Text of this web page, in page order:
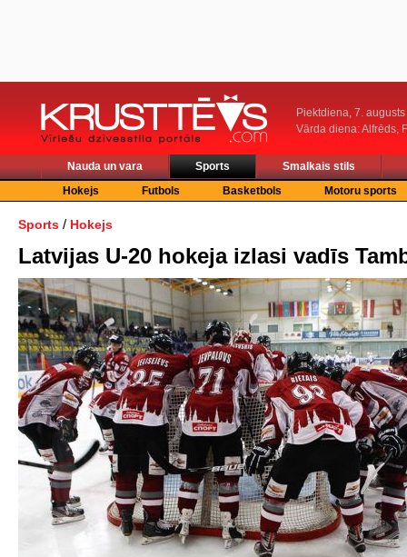
Piektdiena, 7. augusts
Vārda diena: Alfrēds,
Nauda un vara Sports
Smalkais stils
Hokejs
Futbols Basketbols Motoru sports
Sports / Hokejs
Latvijas U-20 hokeja izlasi vadīs